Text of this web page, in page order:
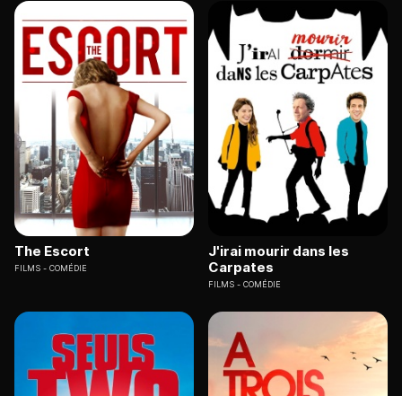
The Escort
FILMS COMÉDIE
J'irai mourir dans les
Carpates
FILMS COMÉDIE